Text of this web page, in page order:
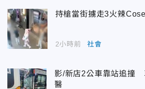
持槍當街擄走3火辣
2小時前 社會
影/新店2公車靠站追撞
醫